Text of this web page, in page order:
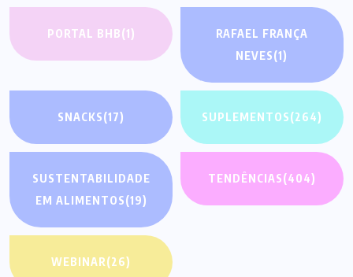
PORTAL BHB(1)
RAFAEL FRANÇA
NEVES(1)
SNACKS(17) SUPLEMENTOS(264)
SUSTENTABILIDADE
EM ALIMENTOS(19)
TENDÊNCIAS(404)
WEBINAR(26)